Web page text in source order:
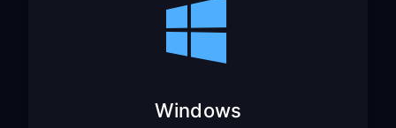
Windows